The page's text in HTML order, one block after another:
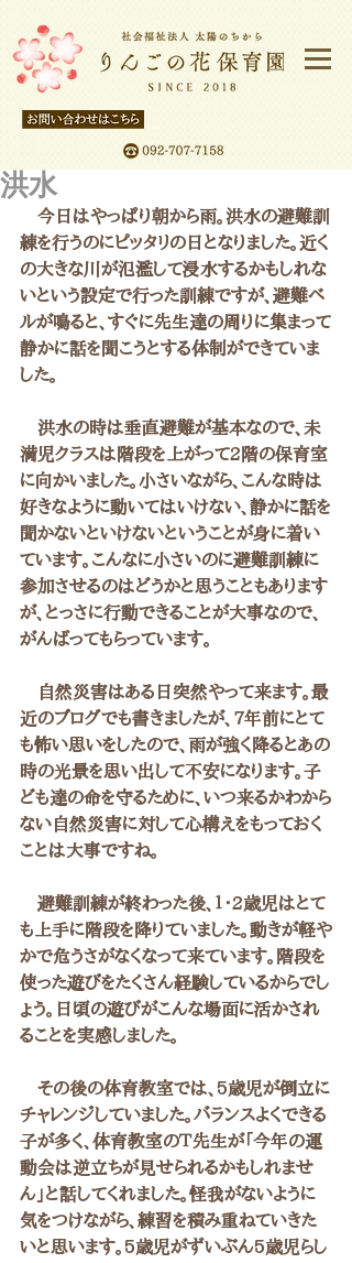
洪水
今日はやっぱり朝から雨。洪水の避難訓
練を行うのにピッタリの日となりました。近く
の大きな川が氾濫して浸水するかもしれな
いという設定で行った訓練ですが、避難ベ
ルが鳴ると、すぐに先生達の周りに集まって
静かに話を聞こうとする体制ができていま
した。
洪水の時は垂直避難が基本なので、未
満児クラスは階段を上がって2階の保育室
に向かいました。小さいながら、こんな時は
好きなように動いてはいけない、静かに話を
聞かないといけないということが身に着い
ています。こんなに小さいのに避難訓練に
参加させるのはどうかと思うこともあります
が、とっさに行動できることが大事なので、
がんばってもらっています。
自然災害はある日突然やって来ます。最
近のブログでも書きましたが、7年前にとて
も怖い思いをしたので、雨が強く降るとあの
時の光景を思い出して不安になります。子
ども達の命を守るために、いつ来るかわから
ない自然災害に対して心構えをもっておく
ことは大事ですね。
避難訓練が終わった後、１・2歳児はとて
も上手に階段を降りていました。動きが軽や
かで危うさがなくなって来ています。階段を
使った遊びをたくさん経験しているからでし
ょう。日頃の遊びがこんな場面に活かされ
ることを実感しました。
その後の体育教室では、5歳児が倒立に
チャレンジしていました。バランスよくできる
子が多く、体育教室のＴ先生が「今年の運
動会は逆立ちが見せられるかもしれませ
ん」と話してくれました。怪我がないように
気をつけながら、練習を積み重ねていきた
いと思います。5歳児がずいぶん5歳児らし